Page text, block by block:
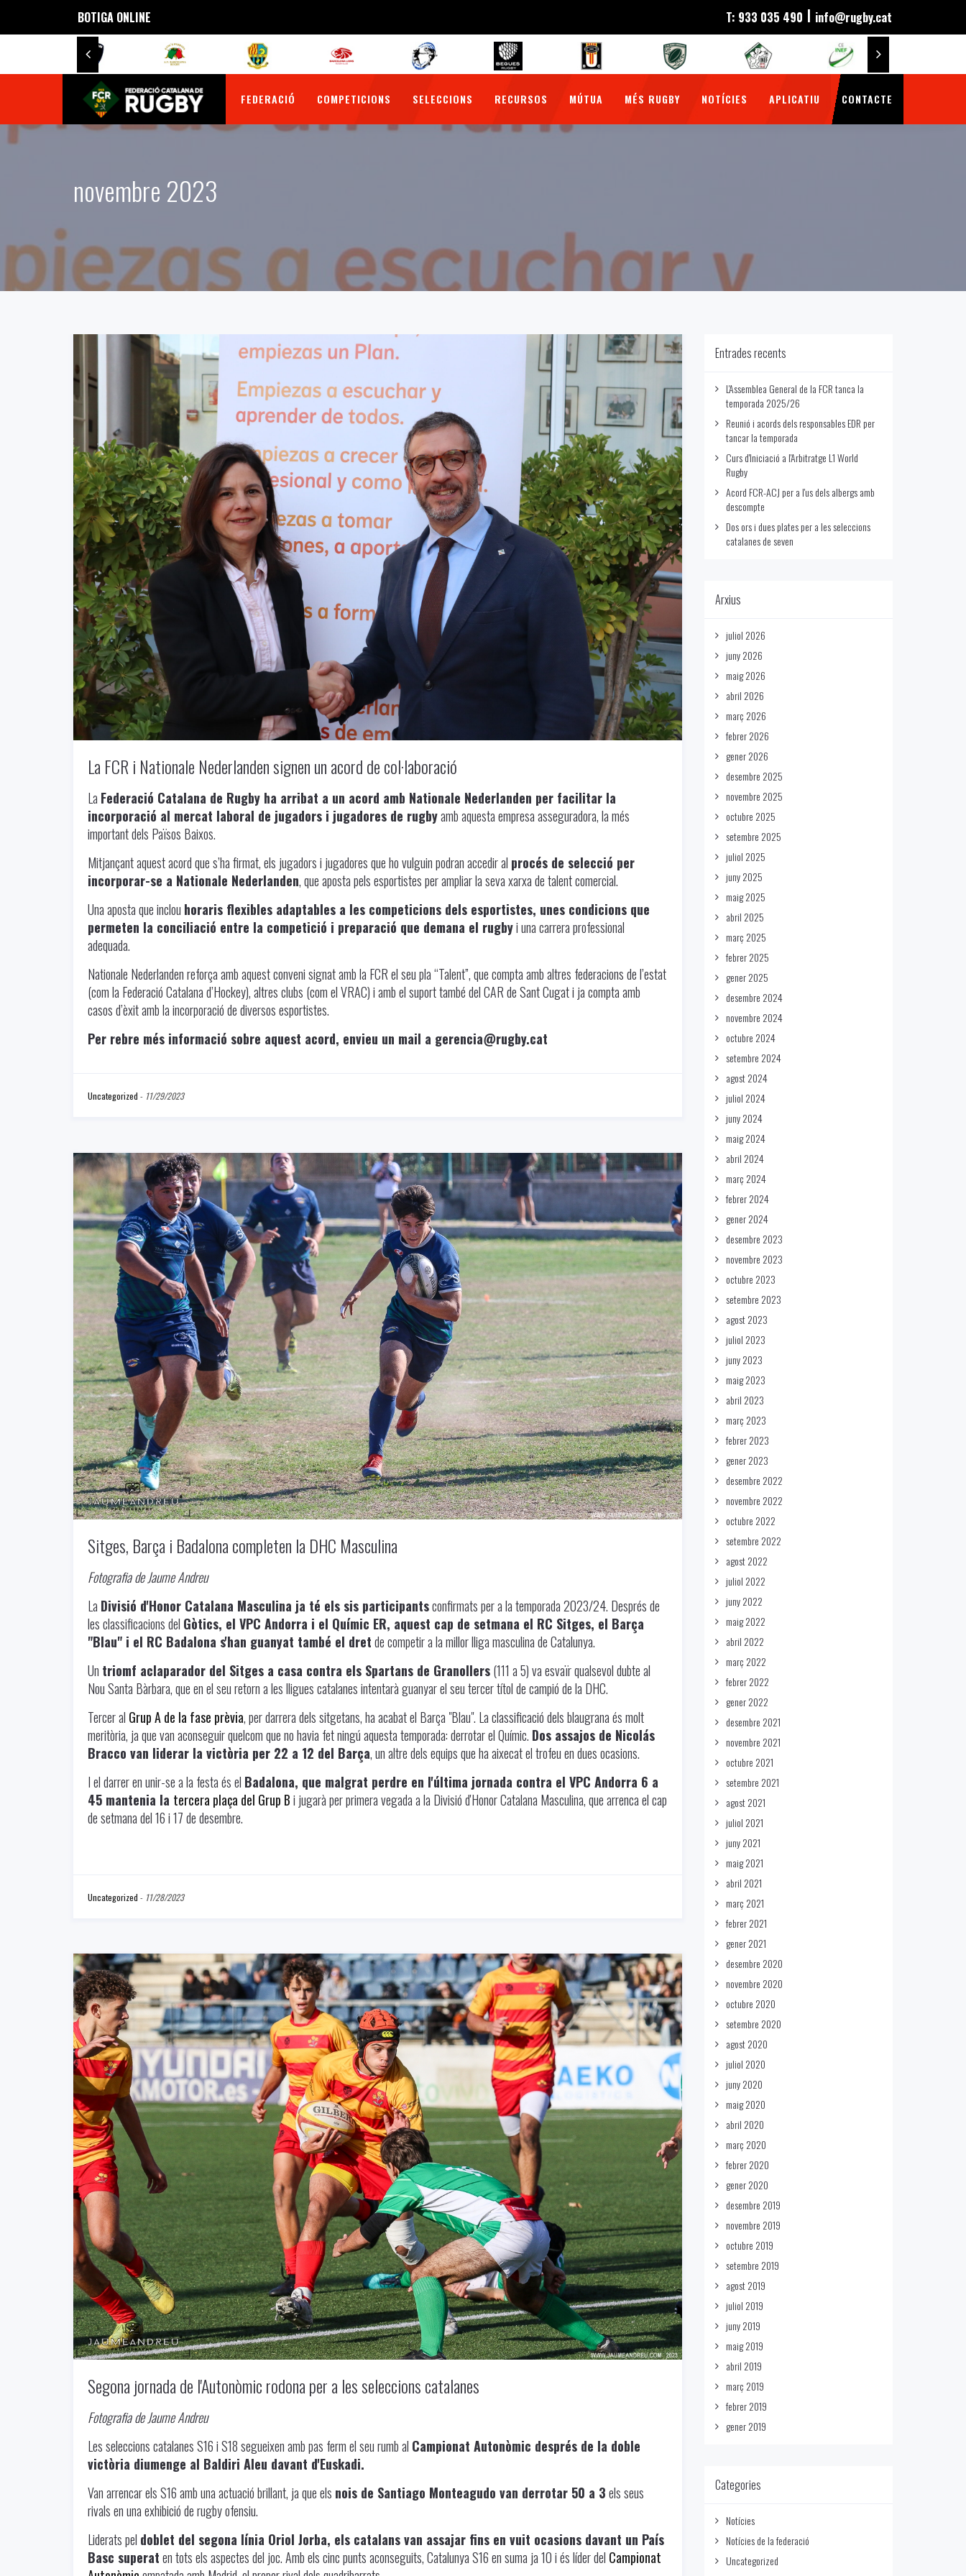
BOTIGA ONLINE T: 933 035 490 | info@rugby.cat
FEDERACIÓ COMPETICIONS SELECCIONS RECURSOS MÚTUA MÉS RUGBY NOTÍCIES APLICATIU CONTACTE
novembre 2023
La FCR i Nationale Nederlanden signen un acord de col·laboració
La Federació Catalana de Rugby ha arribat a un acord amb Nationale Nederlanden per facilitar la
incorporació al mercat laboral de jugadors i jugadores de rugbyamb aquesta empresa asseguradora, la més
important dels Països Baixos.
Mitjançant aquest acord que s’ha firmat, els jugadors i jugadores que ho vulguin podran accedir al procés de selecció per
incorporar-se a Nationale Nederlanden, que aposta pels esportistes per ampliar la seva xarxa de talent comercial.
Una aposta que inclou horaris flexibles adaptables a les competicions dels esportistes, unes condicions que
permeten la conciliació entre la competició i preparació que demana el rugbyi una carrera professional
adequada.
Nationale Nederlanden reforça amb aquest conveni signat amb la FCR el seu pla “Talent”, que compta amb altres federacions de l’estat
(com la Federació Catalana d’Hockey), altres clubs (com el VRAC) i amb el suport també del CAR de Sant Cugat i ja compta amb
casos d’èxit amb la incorporació de diversos esportistes.
Per rebre més informació sobre aquest acord, envieu un mail a gerencia@rugby.cat
Uncategorized - 11/29/2023
Sitges, Barça i Badalona completen la DHC Masculina
Fotografia de Jaume Andreu
La Divisió d'Honor Catalana Masculina ja té els sis participantsconfirmats per a la temporada 2023/24. Després de
les classificacions del Gòtics, el VPC Andorra i el Químic ER, aquest cap de setmana el RC Sitges, el Barça
"Blau" i el RC Badalona s'han guanyat també el dretde competir a la millor lliga masculina de Catalunya.
Un triomf aclaparador del Sitges a casa contra els Spartans de Granollers(111 a 5) va esvaïr qualsevol dubte al
Nou Santa Bàrbara, que en el seu retorn a les lligues catalanes intentarà guanyar el seu tercer títol de campió de la DHC.
Tercer al Grup A de la fase prèvia, per darrera dels sitgetans, ha acabat el Barça "Blau". La classificació dels blaugrana és molt
meritòria, ja que van aconseguir quelcom que no havia fet ningú aquesta temporada: derrotar el Químic. Dos assajos de Nicolás
Bracco van liderar la victòria per 22 a 12 del Barça, un altre dels equips que ha aixecat el trofeu en dues ocasions.
I el darrer en unir-se a la festa és el Badalona, que malgrat perdre en l'última jornada contra el VPC Andorra 6 a
45 mantenia la tercera plaça del Grup Bi jugarà per primera vegada a la Divisió d'Honor Catalana Masculina, que arrenca el cap
de setmana del 16 i 17 de desembre.
Uncategorized - 11/28/2023
Segona jornada de l'Autonòmic rodona per a les seleccions catalanes
Fotografia de Jaume Andreu
Les seleccions catalanes S16 i S18 segueixen amb pas ferm el seu rumb al Campionat Autonòmic després de la doble
victòria diumenge al Baldiri Aleu davant d'Euskadi.
Van arrencar els S16 amb una actuació brillant, ja que els nois de Santiago Monteagudo van derrotar 50 a 3els seus
rivals en una exhibició de rugby ofensiu.
Liderats pel doblet del segona línia Oriol Jorba, els catalans van assajar fins en vuit ocasions davant un País
Basc superaten tots els aspectes del joc. Amb els cinc punts aconseguits, Catalunya S16 en suma ja 10 i és líder del Campionat
Entrades recents
L'Assemblea General de la FCR tanca la
temporada 2025/26
Reunió i acords dels responsables EDR per
tancar la temporada
Curs d'Iniciació a l'Arbitratge L1 World
Rugby
Acord FCR-ACJ per a l'us dels albergs amb
descompte
Dos ors i dues plates per a les seleccions
catalanes de seven
Arxius
juliol 2026
juny 2026
maig 2026
abril 2026
març 2026
febrer 2026
gener 2026
desembre 2025
novembre 2025
octubre 2025
setembre 2025
juliol 2025
juny 2025
maig 2025
abril 2025
març 2025
febrer 2025
gener 2025
desembre 2024
novembre 2024
octubre 2024
setembre 2024
agost 2024
juliol 2024
juny 2024
maig 2024
abril 2024
març 2024
febrer 2024
gener 2024
desembre 2023
novembre 2023
octubre 2023
setembre 2023
agost 2023
juliol 2023
juny 2023
maig 2023
abril 2023
març 2023
febrer 2023
gener 2023
desembre 2022
novembre 2022
octubre 2022
setembre 2022
agost 2022
juliol 2022
juny 2022
maig 2022
abril 2022
març 2022
febrer 2022
gener 2022
desembre 2021
novembre 2021
octubre 2021
setembre 2021
agost 2021
juliol 2021
juny 2021
maig 2021
abril 2021
març 2021
febrer 2021
gener 2021
desembre 2020
novembre 2020
octubre 2020
setembre 2020
agost 2020
juliol 2020
juny 2020
maig 2020
abril 2020
març 2020
febrer 2020
gener 2020
desembre 2019
novembre 2019
octubre 2019
setembre 2019
agost 2019
juliol 2019
juny 2019
maig 2019
abril 2019
març 2019
febrer 2019
gener 2019
Categories
Notícies
Notícies de la federació
Uncategorized